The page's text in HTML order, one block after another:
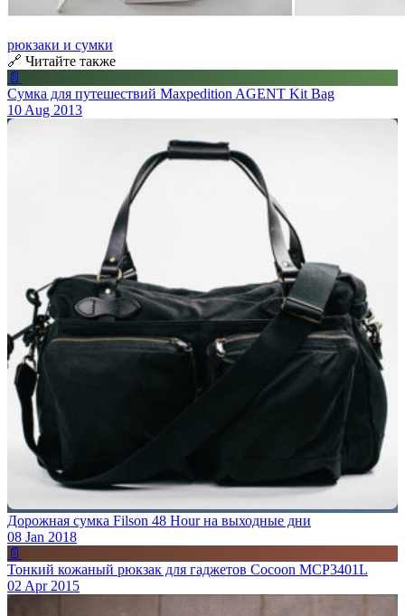
рюкзаки и сумки
🔗 Читайте также
📄
Сумка для путешествий Maxpedition AGENT Kit Bag
10 Aug 2013
Дорожная сумка Filson 48 Hour на выходные дни
08 Jan 2018
📄
Тонкий кожаный рюкзак для гаджетов Cocoon MCP3401L
02 Apr 2015